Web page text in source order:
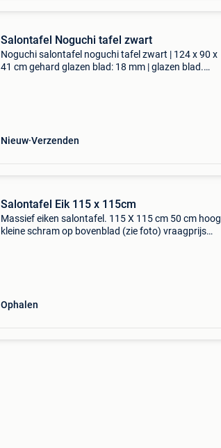
Salontafel Noguchi tafel zwart
Noguchi salontafel noguchi tafel zwart | 124 x 90 x
41 cm gehard glazen blad: 18 mm | glazen blad.
Nieuw Verzenden
Salontafel Eik 115 x 115cm
Massief eiken salontafel. 115 X 115 cm 50 cm hoog
kleine schram op bovenblad (zie foto) vraagprijs
Ophalen